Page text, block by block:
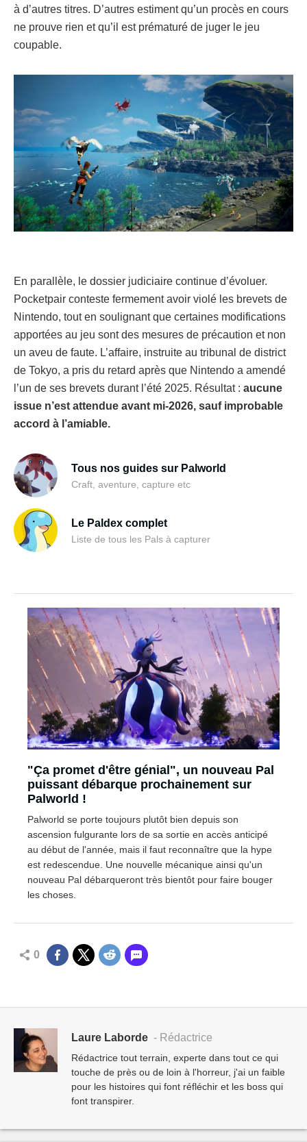
à d’autres titres. D’autres estiment qu’un procès en cours
ne prouve rien et qu’il est prématuré de juger le jeu
coupable.
En parallèle, le dossier judiciaire continue d’évoluer.
Pocketpair conteste fermement avoir violé les brevets de
Nintendo, tout en soulignant que certaines modifications
apportées au jeu sont des mesures de précaution et non
un aveu de faute. L’affaire, instruite au tribunal de district
de Tokyo, a pris du retard après que Nintendo a amendé
l’un de ses brevets durant l’été 2025. Résultat : aucune
issue n’est attendue avant mi-2026, sauf improbable
accord à l’amiable.
Tous nos guides sur Palworld
Craft, aventure, capture etc
Le Paldex complet
Liste de tous les Pals à capturer
"Ça promet d'être génial", un nouveau Pal
puissant débarque prochainement sur
Palworld !
Palworld se porte toujours plutôt bien depuis son
ascension fulgurante lors de sa sortie en accès anticipé
au début de l'année, mais il faut reconnaître que la hype
est redescendue. Une nouvelle mécanique ainsi qu'un
nouveau Pal débarqueront très bientôt pour faire bouger
les choses.
0
Laure Laborde - Rédactrice
Rédactrice tout terrain, experte dans tout ce qui
touche de près ou de loin à l'horreur, j'ai un faible
pour les histoires qui font réfléchir et les boss qui
font transpirer.